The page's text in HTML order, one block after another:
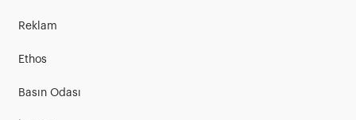
Reklam
Ethos
Basın Odası